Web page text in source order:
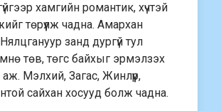
хамгийн романтик, хүчтэй
төрүүлж чадна. Амархан
занд дургүй тул
төв, төгс байхыг эрмэлзэх
Мэлхий, Загас, Жинлүүр,
сайхан хосууд болж чадна.